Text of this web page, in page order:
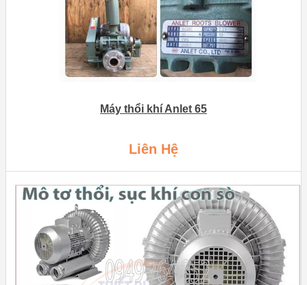
Máy thổi khí Anlet 65
Liên Hệ